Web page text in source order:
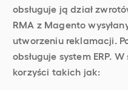
obsługuje ją dział
RMA z Magento
utworzeniu reklamacji.
obsługuje system ERP.
korzyści takich jak: